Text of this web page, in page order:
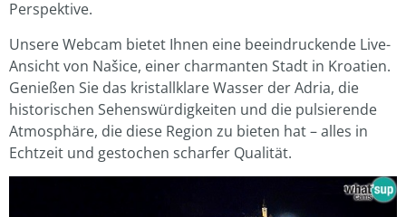
Perspektive.
Unsere Webcam bietet Ihnen eine beeindruckende Live-
Ansicht von Našice, einer charmanten Stadt in Kroatien.
Genießen Sie das kristallklare Wasser der Adria, die
historischen Sehenswürdigkeiten und die pulsierende
Atmosphäre, die diese Region zu bieten hat – alles in
Echtzeit und gestochen scharfer Qualität.